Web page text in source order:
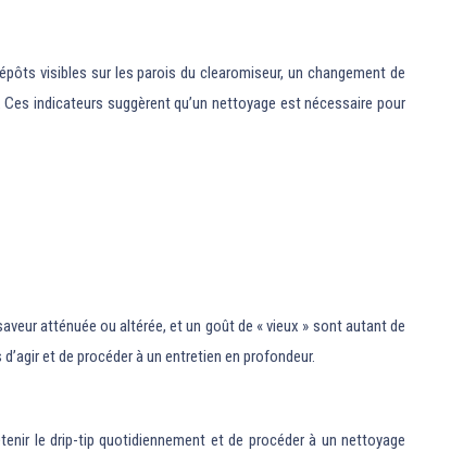
visibles sur les parois du clearomiseur, un changement de
indicateurs suggèrent qu’un nettoyage est nécessaire pour
atténuée ou altérée, et un goût de « vieux » sont autant de
et de procéder à un entretien en profondeur.
le drip-tip quotidiennement et de procéder à un nettoyage